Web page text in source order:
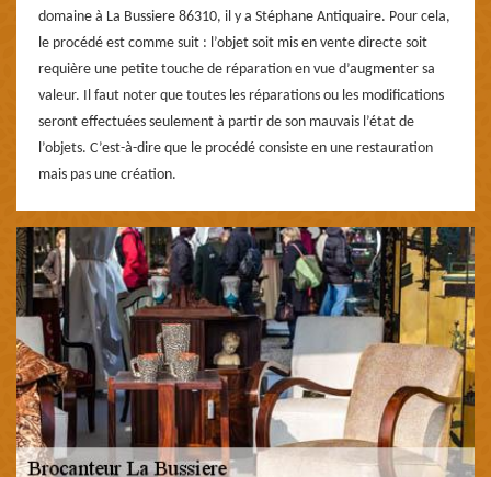
domaine à La Bussiere 86310, il y a Stéphane Antiquaire. Pour cela,
le procédé est comme suit : l’objet soit mis en vente directe soit
requière une petite touche de réparation en vue d’augmenter sa
valeur. Il faut noter que toutes les réparations ou les modifications
seront effectuées seulement à partir de son mauvais l’état de
l’objets. C’est-à-dire que le procédé consiste en une restauration
mais pas une création.